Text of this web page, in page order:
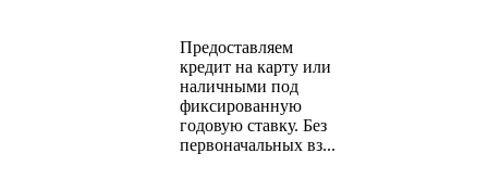
Предоставляем
кредит на карту или
наличными под
фиксированную
годовую ставку. Без
первоначальных вз...